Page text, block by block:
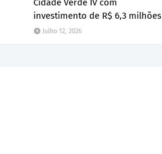
Cidade Verde IV com
investimento de R$ 6,3 milhões
Julho 12, 2026